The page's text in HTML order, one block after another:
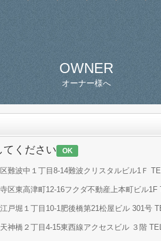
OWNER
オーナー様へ
てください OK
難波中１丁目8-14難波クリスタルビル1Ｆ
区東高津町12-16フクダ不動産上本町ビル1F
戸堀１丁目10-1肥後橋第21松屋ビル 301号
神橋２丁目4-15東西線アクセスビル ３階